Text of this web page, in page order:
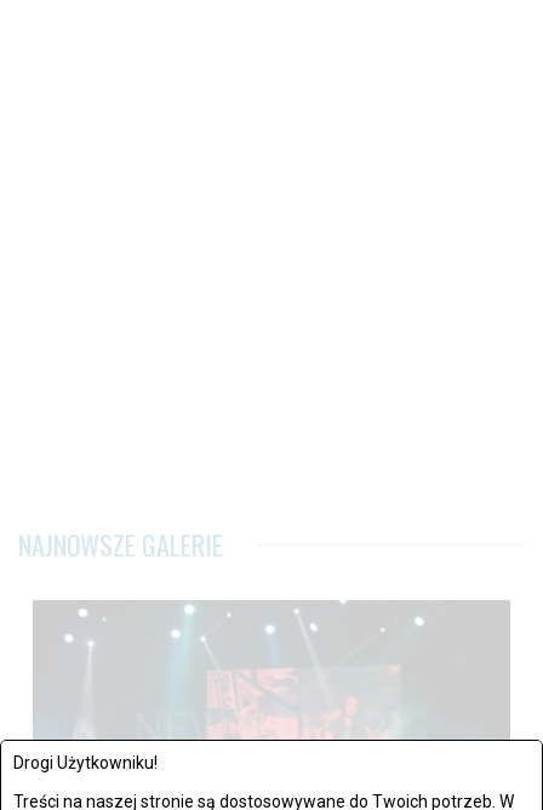
Drogi Użytkowniku!
Treści na naszej stronie są dostosowywane do Twoich potrzeb. W
NAJNOWSZE GALERIE